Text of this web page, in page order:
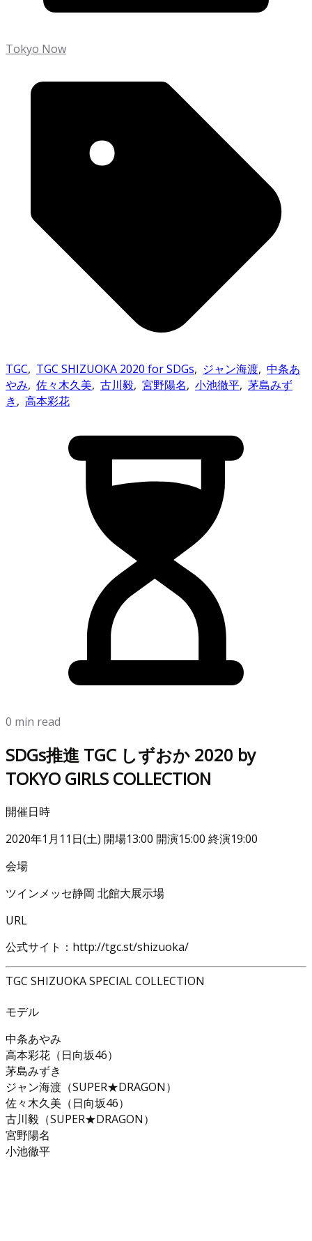
Tokyo Now
TGC, TGC SHIZUOKA 2020 for SDGs, ジャン海渡, 中条あ
やみ, 佐々木久美, 古川毅, 宮野陽名, 小池徹平, 茅島みず
き, 高本彩花
0 min read
SDGs推進 TGC しずおか 2020 by
TOKYO GIRLS COLLECTION
開催日時
2020年1月11日(土) 開場13:00 開演15:00 終演19:00
会場
ツインメッセ静岡 北館大展示場
URL
公式サイト：http://tgc.st/shizuoka/
TGC SHIZUOKA SPECIAL COLLECTION
モデル
中条あやみ
高本彩花（日向坂46）
茅島みずき
ジャン海渡（SUPER★DRAGON）
佐々木久美（日向坂46）
古川毅（SUPER★DRAGON）
宮野陽名
小池徹平